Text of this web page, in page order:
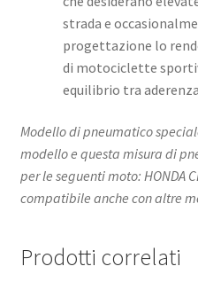
strada e
progettazione lo
di motociclette
equilibrio tra
Modello di pneumatico
modello e questa misura di
per le seguenti moto: HONDA
compatibile anche con altre
Prodotti correlati